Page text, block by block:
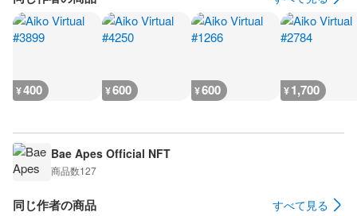
¥400 ¥600 ¥600 ¥1,700
Bae Apes Official NFT
商品数127
同じ作者の商品 すべて見る